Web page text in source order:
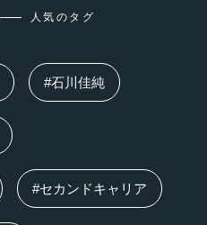
人気のタグ
#石川佳純
#セカンドキャリア